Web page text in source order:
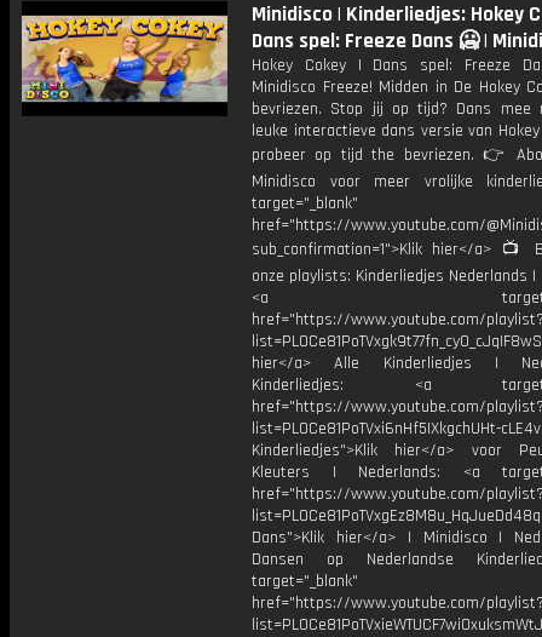
Minidisco | Kinderliedjes: Hokey
Dans spel: Freeze Dans 🥶 |
Hokey Cokey | Dans spel: Freeze
Minidisco Freeze! Midden in De Hokey
bevriezen. Stop jij op tijd? Dans mee
leuke interactieve dans versie van
probeer op tijd the bevriezen. 👉
Minidisco voor meer vrolijke
target="_blank"
href="https://www.youtube.com/
sub_confirmation=1">Klik hier</a> 📺
onze playlists: Kinderliedjes Nederlands |
<a
href="https://www.youtube.com/
hier</a> Alle Kinderliedjes |
Kinderliedjes: <a
href="https://www.youtube.com/
list=PL0Ce81PoTVxi6nHf5IXkgchUHt-
Kinderliedjes">Klik hier</a> voor
Kleuters | Nederlands: <a
href="https://www.youtube.com/
Dans">Klik hier</a> | Minidisco |
Dansen op Nederlandse
target="_blank"
href="https://www.youtube.com/